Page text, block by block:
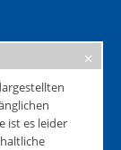
ist es leider